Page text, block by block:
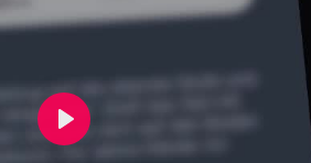
Abspielen